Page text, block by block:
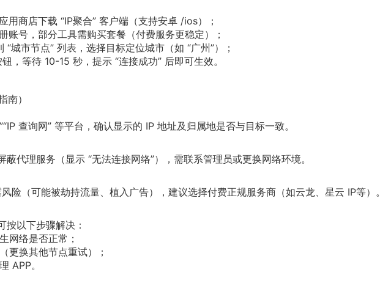
商店下载 “IP聚合” 客户端（支持安卓 /ios）；
号，部分工具需购买套餐（付费服务更稳定）；
市节点” 列表，选择目标定位城市（如 “广州”）；
，等待 10-15 秒，提示 “连接成功” 后即可生效。
南）
查询网” 等平台，确认显示的 IP 地址及归属地是否与目标一致。
代理服务（显示 “无法连接网络”），需联系管理员或更换网络环境。
险（可能被劫持流量、植入广告），建议选择付费正规服务商（如云龙、星云 IP等）。
按以下步骤解决：
网络是否正常；
更换其他节点重试）；
APP。